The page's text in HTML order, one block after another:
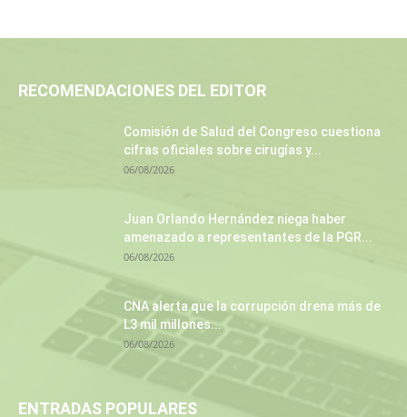
RECOMENDACIONES DEL EDITOR
Comisión de Salud del Congreso cuestiona
cifras oficiales sobre cirugías y...
06/08/2026
Juan Orlando Hernández niega haber
amenazado a representantes de la PGR...
06/08/2026
CNA alerta que la corrupción drena más de
L3 mil millones...
06/08/2026
ENTRADAS POPULARES